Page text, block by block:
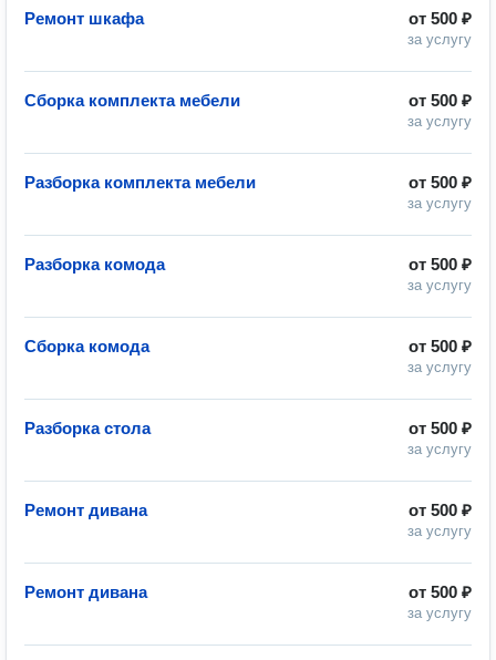
от 500 ₽
за услугу
Ремонт шкафа
от 500 ₽
за услугу
Сборка комплекта мебели
от 500 ₽
за услугу
Разборка комплекта мебели
от 500 ₽
за услугу
Разборка комода
от 500 ₽
за услугу
Сборка комода
от 500 ₽
за услугу
Разборка стола
от 500 ₽
за услугу
Ремонт дивана
от 500 ₽
за услугу
Ремонт дивана